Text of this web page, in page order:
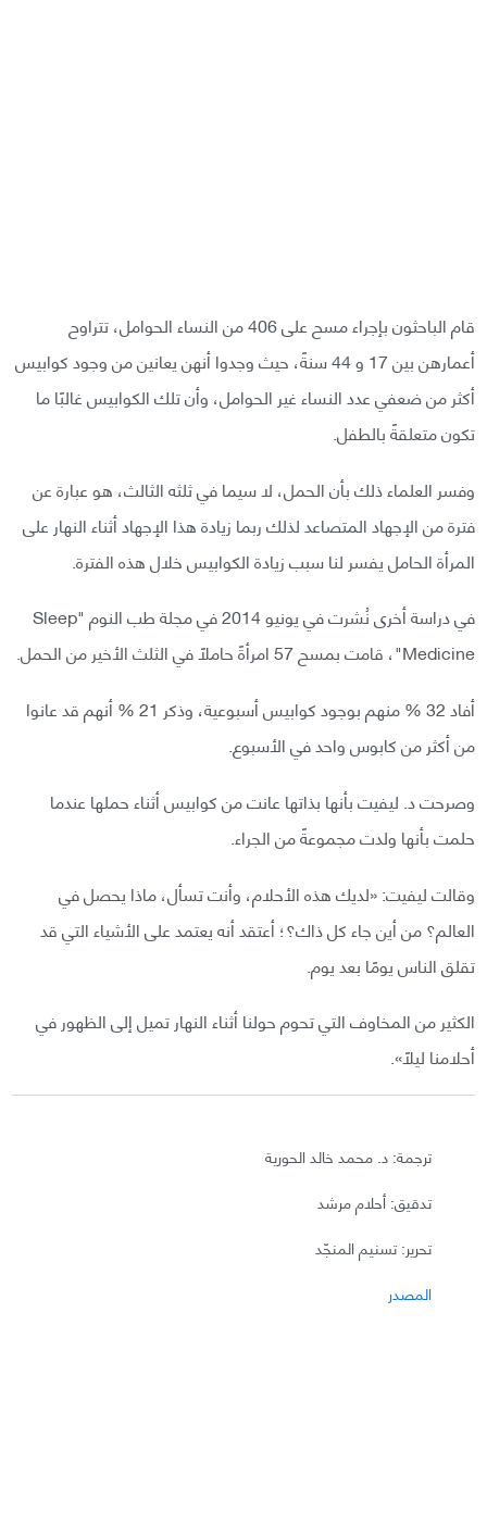
قام الباحثون بإجراء مسح على 406 من النساء الحوامل، تتراوح
أعمارهن بين 17 و 44 سنةً، حيث وجدوا أنهن يعانين من وجود كوابيس
أكثر من ضعفي عدد النساء غير الحوامل، وأن تلك الكوابيس غالبًا ما
تكون متعلقةً بالطفل.
وفسر العلماء ذلك بأن الحمل، لا سيما في ثلثه الثالث، هو عبارة عن
فترة من الإجهاد المتصاعد لذلك ربما زيادة هذا الإجهاد أثناء النهار على
المرأة الحامل يفسر لنا سبب زيادة الكوابيس خلال هذه الفترة.
في دراسة أخرى نُشرت في يونيو 2014 في مجلة طب النوم "Sleep
Medicine"، قامت بمسح 57 امرأةً حاملًا في الثلث الأخير من الحمل.
أفاد 32 % منهم بوجود كوابيس أسبوعية، وذكر 21 % أنهم قد عانوا
من أكثر من كابوس واحد في الأسبوع.
وصرحت د. ليفيت بأنها بذاتها عانت من كوابيس أثناء حملها عندما
حلمت بأنها ولدت مجموعةً من الجراء.
وقالت ليفيت: «لديك هذه الأحلام، وأنت تسأل، ماذا يحصل في
العالم؟ من أين جاء كل ذاك؟؛ أعتقد أنه يعتمد على الأشياء التي قد
تقلق الناس يومًا بعد يوم.
الكثير من المخاوف التي تحوم حولنا أثناء النهار تميل إلى الظهور في
أحلامنا ليلًا».
ترجمة: د. محمد خالد الحورية
تدقيق: أحلام مرشد
تحرير: تسنيم المنجّد
المصدر